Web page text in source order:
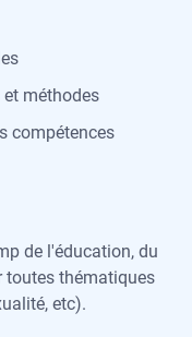
et méthodes
compétences
de l'éducation, du
toutes thématiques
etc).